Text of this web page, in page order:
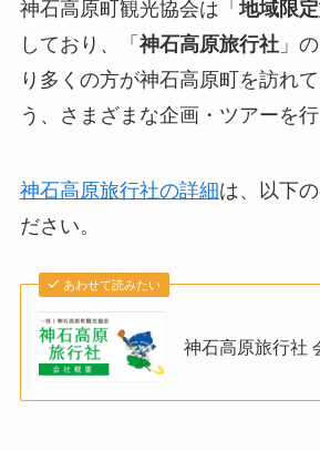
神石高原町観光協会は「地域限
しており、「 神石高原旅行社」
り多くの方が神石高原町を訪れ
う、さまざまな企画・ツアーを行
神石高原旅行社の詳細は、以下
ださい。
あわせて読みたい
神石高原旅行社